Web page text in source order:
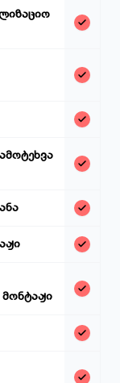
მონტაჟი